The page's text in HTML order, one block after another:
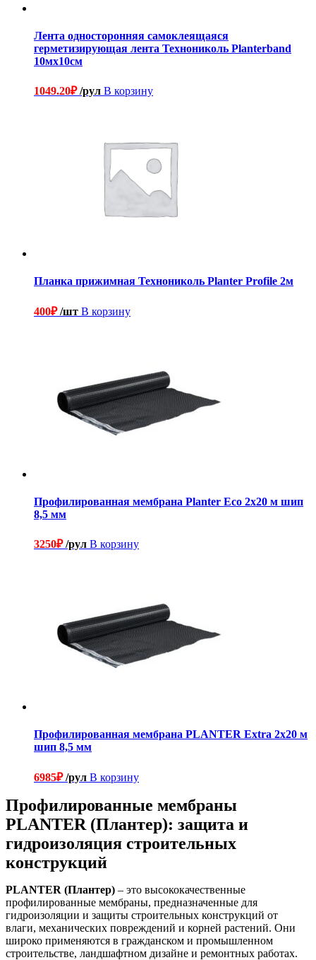
Лента односторонняя самоклеящаяся
герметизирующая лента Технониколь Planterband
10мх10см
1049.20₽/рул В корзину
Планка прижимная Технониколь Planter Profile 2м
400₽/шт В корзину
Профилированная мембрана Planter Eco 2х20 м шип
8,5 мм
3250₽/рул В корзину
Профилированная мембрана PLANTER Extra 2х20 м
шип 8,5 мм
6985₽/рул В корзину
Профилированные мембраны
PLANTER (Плантер): защита и
гидроизоляция строительных
конструкций
PLANTER (Плантер) – это высококачественные
профилированные мембраны, предназначенные для
гидроизоляции и защиты строительных конструкций от
влаги, механических повреждений и корней растений. Они
широко применяются в гражданском и промышленном
строительстве, ландшафтном дизайне и ремонтных работах.